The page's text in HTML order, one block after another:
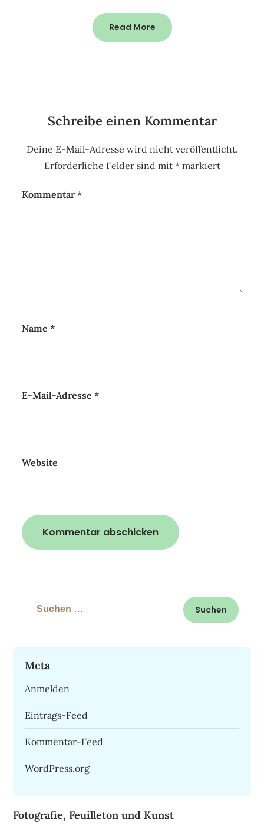
Read More
Schreibe einen Kommentar
Deine E-Mail-Adresse wird nicht veröffentlicht.
Erforderliche Felder sind mit *markiert
Kommentar*
Name*
E-Mail-Adresse*
Website
Suchen
Meta
Anmelden
Eintrags-Feed
Kommentar-Feed
WordPress.org
Fotografie, Feuilleton und Kunst